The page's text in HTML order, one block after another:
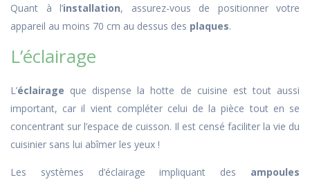
Quant à l’installation, assurez-vous de positionner votre
appareil au moins 70 cm au dessus des plaques.
L’éclairage
L’éclairage que dispense la hotte de cuisine est tout aussi
important, car il vient compléter celui de la pièce tout en se
concentrant sur l’espace de cuisson. Il est censé faciliter la vie du
cuisinier sans lui abîmer les yeux !
Les systèmes d’éclairage impliquant des ampoules